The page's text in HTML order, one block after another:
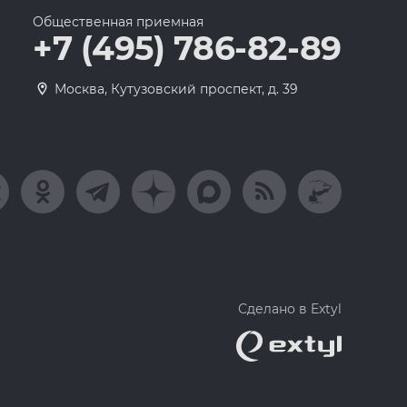
Общественная приемная
+7 (495) 786-82-89
Москва, Кутузовский проспект, д. 39
Сделано в Extyl